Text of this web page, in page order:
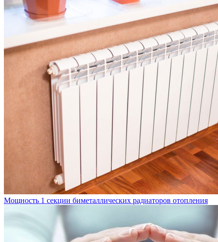
Мощность 1 секции биметаллических радиаторов отопления